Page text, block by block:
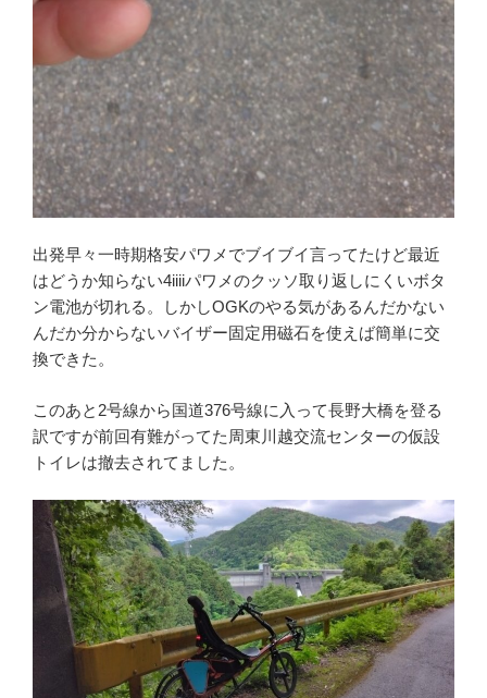
出発早々一時期格安パワメでブイブイ言ってたけど最近
はどうか知らない4iiiiパワメのクッソ取り返しにくいボタ
ン電池が切れる。しかしOGKのやる気があるんだかない
んだか分からないバイザー固定用磁石を使えば簡単に交
換できた。
このあと2号線から国道376号線に入って長野大橋を登る
訳ですが前回有難がってた周東川越交流センターの仮設
トイレは撤去されてました。